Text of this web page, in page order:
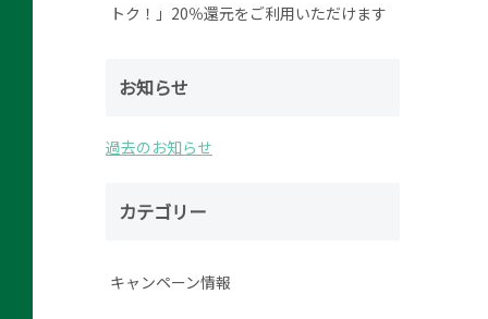
トク！」20％還元をご利用いただけます
お知らせ
過去のお知らせ
カテゴリー
キャンペーン情報